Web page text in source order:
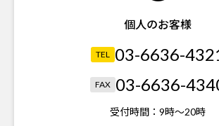
個人のお客様
TEL 03-6636-
FAX 03-6636-
受付時間： 9時～20時